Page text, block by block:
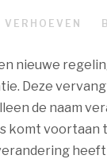
nieuwe
Deze
de naam
komt voortaan